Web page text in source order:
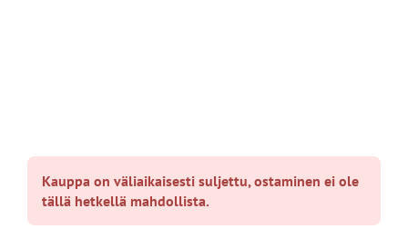
Kauppa on väliaikaisesti suljettu, ostaminen ei ole
tällä hetkellä mahdollista.